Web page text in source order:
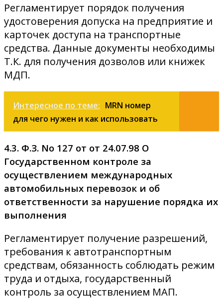
Регламентирует порядок получения
удостоверения допуска на предприятие и
карточек доступа на транспортные
средства. Данные документы необходимы
Т.К. для получения дозволов или книжек
МДП.
Интересное по теме: MRN номер
для чего нужен и как использовать
4.3. Ф.З. No 127 от от 24.07.98 О
Государственном контроле за
осуществлением международных
автомобильных перевозок и об
ответственности за нарушение порядка их
выполнения
Регламентирует получение разрешений,
требования к автотранспортным
средствам, обязанность соблюдать режим
труда и отдыха, государственный
контроль за осуществлением МАП.